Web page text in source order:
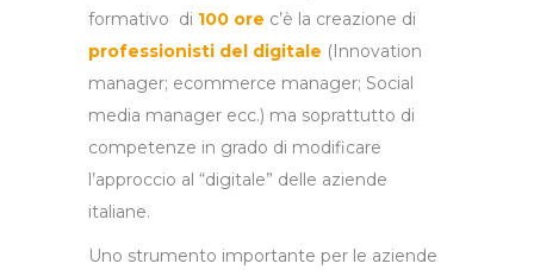
formativo di 100 ore c’è la creazione di
professionisti del digitale (Innovation
manager; ecommerce manager; Social
media manager ecc.) ma soprattutto di
competenze in grado di modificare
l’approccio al “digitale” delle aziende
italiane.
Uno strumento importante per le aziende